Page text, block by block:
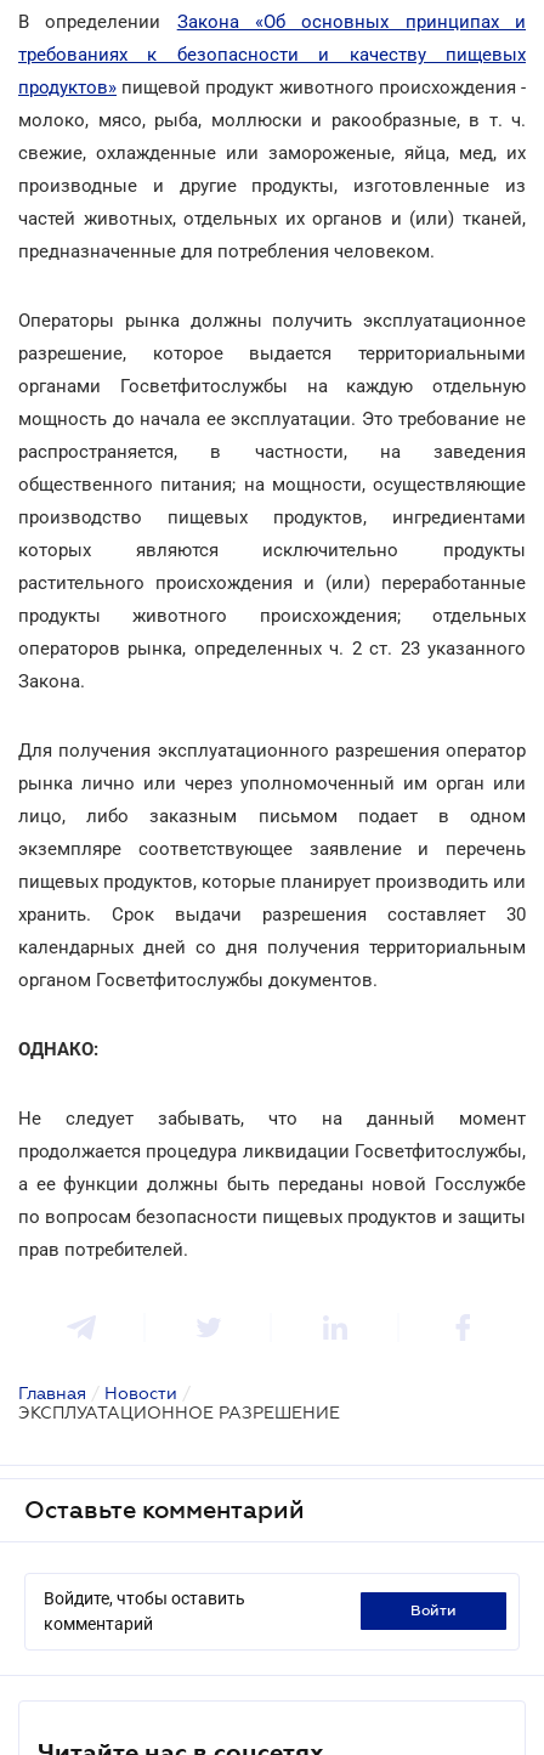
В определении Закона «Об основных принципах и
требованиях к безопасности и качеству пищевых
продуктов» пищевой продукт животного происхождения -
молоко, мясо, рыба, моллюски и ракообразные, в т. ч.
свежие, охлажденные или замороженые, яйца, мед, их
производные и другие продукты, изготовленные из
частей животных, отдельных их органов и (или) тканей,
предназначенные для потребления человеком.
Операторы рынка должны получить эксплуатационное
разрешение, которое выдается территориальными
органами Госветфитослужбы на каждую отдельную
мощность до начала ее эксплуатации. Это требование не
распространяется, в частности, на заведения
общественного питания; на мощности, осуществляющие
производство пищевых продуктов, ингредиентами
которых являются исключительно продукты
растительного происхождения и (или) переработанные
продукты животного происхождения; отдельных
операторов рынка, определенных ч. 2 ст. 23 указанного
Закона.
Для получения эксплуатационного разрешения оператор
рынка лично или через уполномоченный им орган или
лицо, либо заказным письмом подает в одном
экземпляре соответствующее заявление и перечень
пищевых продуктов, которые планирует производить или
хранить. Срок выдачи разрешения составляет 30
календарных дней со дня получения территориальным
органом Госветфитослужбы документов.
ОДНАКО:
Не следует забывать, что на данный момент
продолжается процедура ликвидации Госветфитослужбы,
а ее функции должны быть переданы новой Госслужбе
по вопросам безопасности пищевых продуктов и защиты
прав потребителей.
Главная / Новости /
ЭКСПЛУАТАЦИОННОЕ РАЗРЕШЕНИЕ
Оставьте комментарий
Войдите, чтобы оставить
комментарий
войти